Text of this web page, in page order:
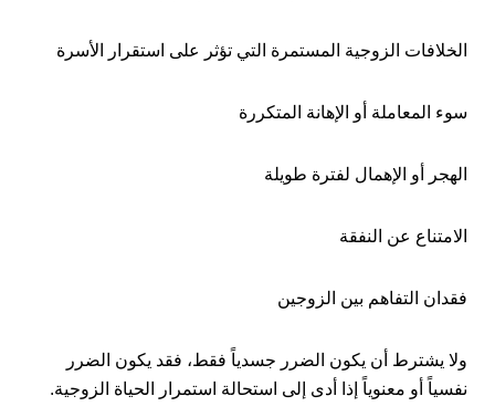
الخلافات الزوجية المستمرة التي تؤثر على استقرار الأسرة
سوء المعاملة أو الإهانة المتكررة
الهجر أو الإهمال لفترة طويلة
الامتناع عن النفقة
فقدان التفاهم بين الزوجين
ولا يشترط أن يكون الضرر جسدياً فقط، فقد يكون الضرر
نفسياً أو معنوياً إذا أدى إلى استحالة استمرار الحياة الزوجية.